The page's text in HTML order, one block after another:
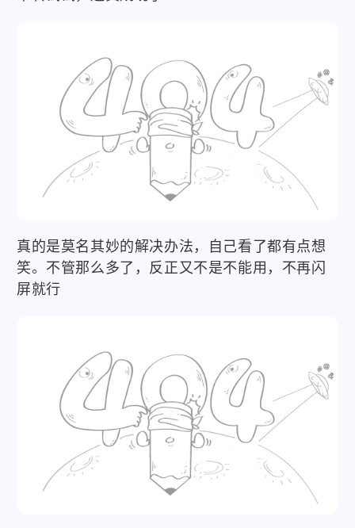
真的是莫名其妙的解决办法，自己看了都有点想
笑。不管那么多了，反正又不是不能用，不再闪
屏就行